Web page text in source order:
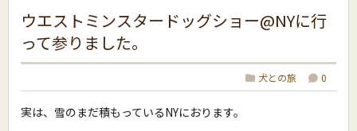
ウエストミンスタードッグショー@NYに行
って参りました。
犬との旅 0
実は、雪のまだ積もっているNYにおります。